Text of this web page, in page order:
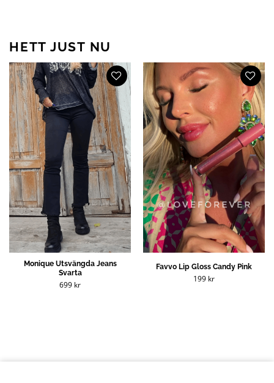
HETT JUST NU
Monique Utsvängda Jeans
Svarta
699 kr
Favvo Lip Gloss Candy Pink
199 kr